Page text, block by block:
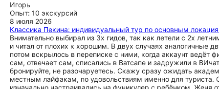
Игорь
Опыт: 10 экскурсий
8 июля 2026
Классика Пекина: индивидуальный тур по основным
Внимательно выбирал из 3х гидов, так как летели с 2х
и читал от плохих к хорошим. В двух случаях аналогичные
потом вскрылось в переписке с ними, когда аккаунт ведёт
сам, отвечает сам, списались в Ватсапе и задружили в
бронируйте, не разочаруетесь. Скажу сразу ожидать
местным лайфакам, по удовольствиям именно для туриста.
изначально настраивались на фуникулер с ребёнком. Женя